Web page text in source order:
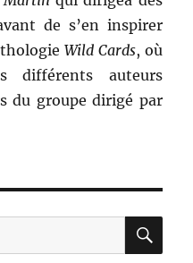
de s’en inspirer
Wild Cards, où
différents auteurs
du groupe dirigé par